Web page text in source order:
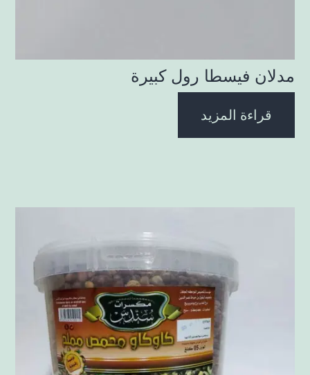
مدلان فيسطا رول كبيرة
قراءة المزيد